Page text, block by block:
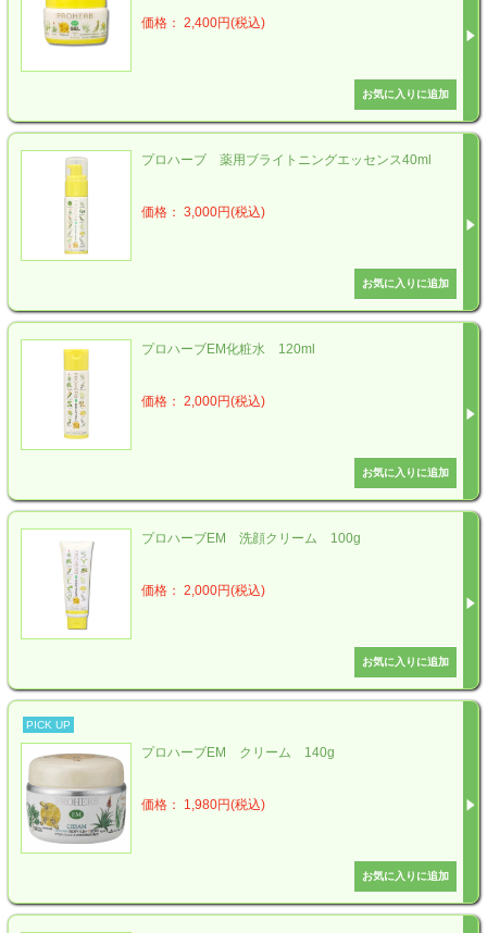
価格： 2,400円(税込)
プロハーブ 薬用ブライトニングエッセンス40ml
価格： 3,000円(税込)
プロハーブEM化粧水 120ml
価格： 2,000円(税込)
プロハーブEM 洗顔クリーム 100g
価格： 2,000円(税込)
PICK UP
プロハーブEM クリーム 140g
価格： 1,980円(税込)